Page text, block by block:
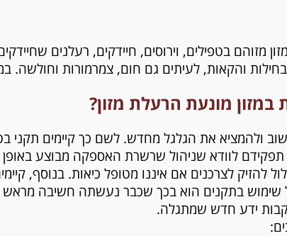
מזוהם בטפילים, וירוסים, חיידקים, רעלנים
והקאות, לעיתים גם חום, צמרמורות וחולשה.
מונעת הרעלת מזון?
ולהמציא את הגלגל מחדש. לשם כך קיימים תקני
לוודא שניהול שרשרת האספקה מבוצע באופן
להזיק לצרכנים אם איננו מטופל כיאות. בנוסף,
שימוש בתקנים הוא בכך שכבר נעשתה חשיבה
ידע חדש שמתגלה.